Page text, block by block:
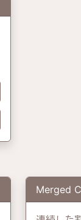
Merged